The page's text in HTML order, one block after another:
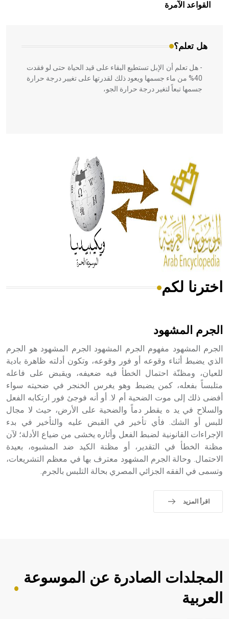
القواعد الآمرة
هل تعلم؟
المعمار على بناء مداميكه وخاصة في الواجهات
- هل تعلم أن الإبل تستطيع البقاء على قيد الحياة حتى لو فقدت
40% من ماء جسمها ويعود ذلك لقدرتها على تغيير درجة حرارة
جسمها تبعاً لتغير درجة حرارة الجو،
الحكم، الأدلة، تنظيم التغذية، ورسالته في جروح الرأس. ويعود
له الفضل بأنه حرر الطب من الدين والفلسفة.
- هل تعلم أن المرجان إفراز حيواني يتكون في البحر ويتركب
من مادة كربونات الكلسيوم، وهو أحمر أو شديد الحمرة وهو
أجود أنواعه، ويمتاز بكبر الحجم ويسمى الش
هل تعلم أن الأبسيد كلمة فرنسية اللفظ تم اعتمادها مصطلحاً
- هل تعلم أن أبجر Abgar اسم معروف جيداً يعود إلى عدد من
الملوك الذين حكموا مدينة إديسا (الرها) من أبجر الأول وحتى
التاسع، وهم ينتسبون إلى أسرة أوسروين
- هل تعلم أن الأبجدية الكنعانية تتألف من /22/ علامة كتابية
sign تكتب منفصلة غير متصلة، وتعتمد المبدأ الأكوروفوني،
حيث تقتصر القيمة الصوتية للعلامة الك
اخترنا لكم
الجرم المشهود
الجرم المشهود مفهوم الجرم المشهود الجرم المشهود هو الجرم
الذي يضبط أثناء وقوعه أو فور وقوعه، وتكون أدلته ظاهرة بادية
للعيان، ومظنّة احتمال الخطأ فيه ضعيفه، ويقبض على فاعله
متلبساً بفعله، كمن يضبط وهو يغرس الخنجر في ضحيته سواء
أفضى ذلك إلى موت الضحية أم لا. أو أنه فوجئ فور ارتكابه الفعل
والسلاح في يد ه يقطر دماً والضحية على الأرض، حيث لا مجال
للبس أو الشك. فأي تأخير في القبض عليه والتأخير في بدء
الإجراءات القانونية لضبط الفعل وأثاره يخشى من ضياع الأدلة؛ لآن
مظنة الخطأ في التقدير، أو مظنة الكيد ضد المشبوه، بعيدة
الاحتمال. وحالة الجرم المشهود معترف بها في معظم التشريعات،
وتسمى في الفقه الجزائي المصري بحالة التلبس بالجرم.
اقرأ المزيد
المجلدات الصادرة عن الموسوعة
العربية